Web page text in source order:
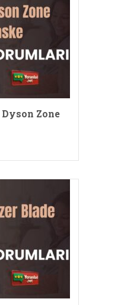
Zone